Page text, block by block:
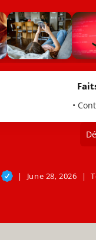
•
June 28, 2026